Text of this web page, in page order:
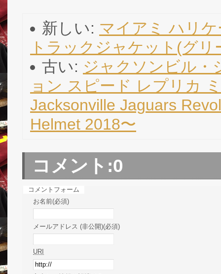
新しい: マイアミ ハリ
トラックジャケット(グ
古い: ジャクソンビル・
ョン スピード レプリカ
Jacksonville Jaguars
Helmet 2018〜
コメント:0
コメントフォーム
お名前(必須)
メールアドレス (非公開)(必須)
URI